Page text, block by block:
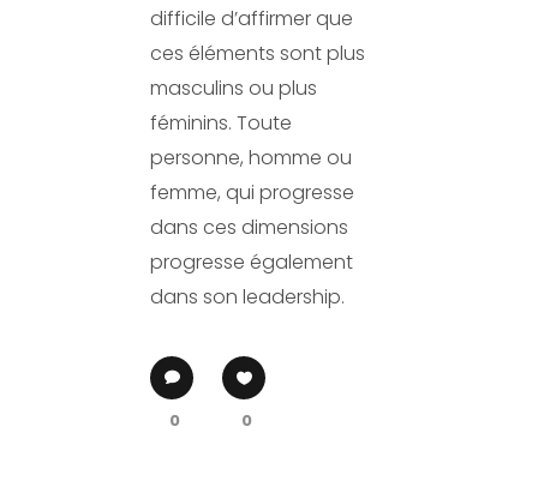
difficile d’affirmer que
ces éléments sont plus
masculins ou plus
féminins. Toute
personne, homme ou
femme, qui progresse
dans ces dimensions
progresse également
dans son leadership.
0 0